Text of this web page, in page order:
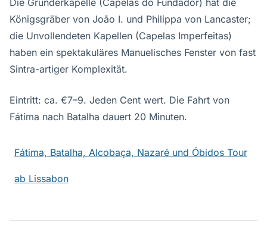
Die Gründerkapelle (Capelas do Fundador) hat die
Königsgräber von João I. und Philippa von Lancaster;
die Unvollendeten Kapellen (Capelas Imperfeitas)
haben ein spektakuläres Manuelisches Fenster von fast
Sintra-artiger Komplexität.
Eintritt: ca. €7–9. Jeden Cent wert. Die Fahrt von
Fátima nach Batalha dauert 20 Minuten.
Fátima, Batalha, Alcobaça, Nazaré und Óbidos Tour
ab Lissabon